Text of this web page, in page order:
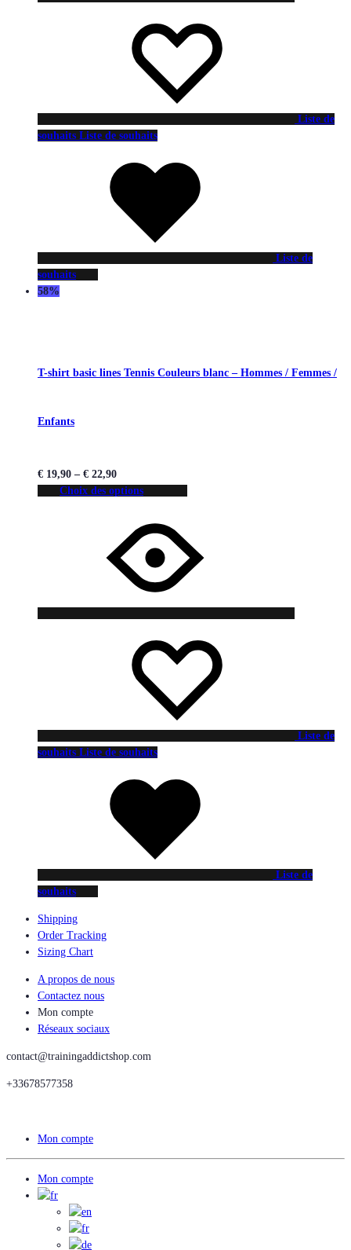
Liste de
souhaits Liste de souhaits
Liste de
souhaits
58%
T-shirt basic lines Tennis Couleurs blanc – Hommes / Femmes /
Enfants
€ 19,90 – € 22,90
Choix des options
Liste de
souhaits Liste de souhaits
Liste de
souhaits
Shipping
Order Tracking
Sizing Chart
A propos de nous
Contactez nous
Mon compte
Réseaux sociaux
contact@trainingaddictshop.com
+33678577358
Mon compte
Mon compte